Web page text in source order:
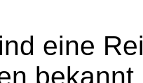
eine